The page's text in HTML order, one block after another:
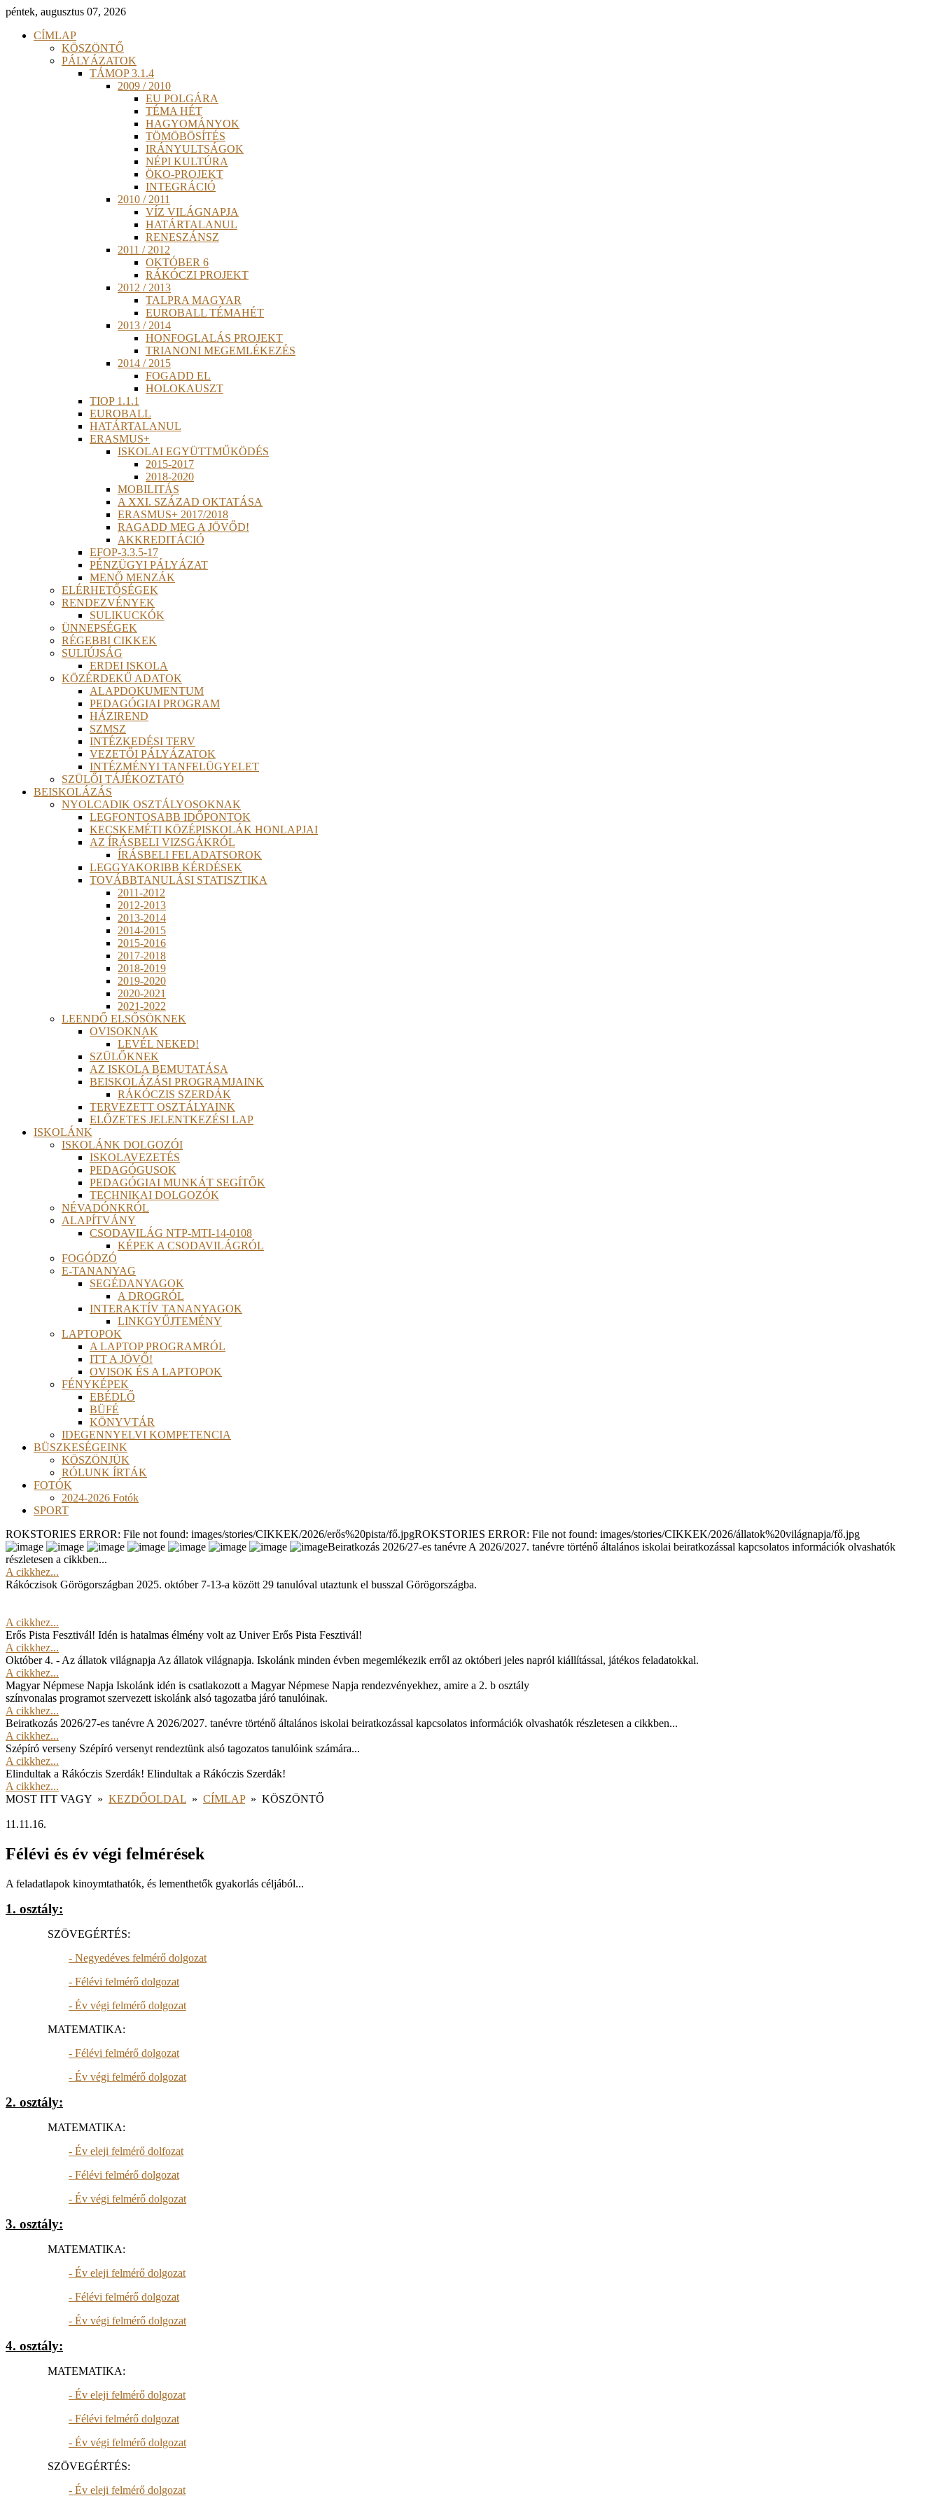
péntek, augusztus 07, 2026
CÍMLAP
KÖSZÖNTŐ
PÁLYÁZATOK
TÁMOP 3.1.4
2009 / 2010
EU POLGÁRA
TÉMA HÉT
HAGYOMÁNYOK
TÖMÖBÖSÍTÉS
IRÁNYULTSÁGOK
NÉPI KULTÚRA
ÖKO-PROJEKT
INTEGRÁCIÓ
2010 / 2011
VÍZ VILÁGNAPJA
HATÁRTALANUL
RENESZÁNSZ
2011 / 2012
OKTÓBER 6
RÁKÓCZI PROJEKT
2012 / 2013
TALPRA MAGYAR
EUROBALL TÉMAHÉT
2013 / 2014
HONFOGLALÁS PROJEKT
TRIANONI MEGEMLÉKEZÉS
2014 / 2015
FOGADD EL
HOLOKAUSZT
TIOP 1.1.1
EUROBALL
HATÁRTALANUL
ERASMUS+
ISKOLAI EGYÜTTMŰKÖDÉS
2015-2017
2018-2020
MOBILITÁS
A XXI. SZÁZAD OKTATÁSA
ERASMUS+ 2017/2018
RAGADD MEG A JÖVŐD!
AKKREDITÁCIÓ
EFOP-3.3.5-17
PÉNZÜGYI PÁLYÁZAT
MENŐ MENZÁK
ELÉRHETŐSÉGEK
RENDEZVÉNYEK
SULIKUCKÓK
ÜNNEPSÉGEK
RÉGEBBI CIKKEK
SULIÚJSÁG
ERDEI ISKOLA
KÖZÉRDEKŰ ADATOK
ALAPDOKUMENTUM
PEDAGÓGIAI PROGRAM
HÁZIREND
SZMSZ
INTÉZKEDÉSI TERV
VEZETŐI PÁLYÁZATOK
INTÉZMÉNYI TANFELÜGYELET
SZÜLŐI TÁJÉKOZTATÓ
BEISKOLÁZÁS
NYOLCADIK OSZTÁLYOSOKNAK
LEGFONTOSABB IDŐPONTOK
KECSKEMÉTI KÖZÉPISKOLÁK HONLAPJAI
AZ ÍRÁSBELI VIZSGÁKRÓL
ÍRÁSBELI FELADATSOROK
LEGGYAKORIBB KÉRDÉSEK
TOVÁBBTANULÁSI STATISZTIKA
2011-2012
2012-2013
2013-2014
2014-2015
2015-2016
2017-2018
2018-2019
2019-2020
2020-2021
2021-2022
LEENDŐ ELSŐSÖKNEK
OVISOKNAK
LEVÉL NEKED!
SZÜLŐKNEK
AZ ISKOLA BEMUTATÁSA
BEISKOLÁZÁSI PROGRAMJAINK
RÁKÓCZIS SZERDÁK
TERVEZETT OSZTÁLYAINK
ELŐZETES JELENTKEZÉSI LAP
ISKOLÁNK
ISKOLÁNK DOLGOZÓI
ISKOLAVEZETÉS
PEDAGÓGUSOK
PEDAGÓGIAI MUNKÁT SEGÍTŐK
TECHNIKAI DOLGOZÓK
NÉVADÓNKRÓL
ALAPÍTVÁNY
CSODAVILÁG NTP-MTI-14-0108
KÉPEK A CSODAVILÁGRÓL
FOGÓDZÓ
E-TANANYAG
SEGÉDANYAGOK
A DROGRÓL
INTERAKTÍV TANANYAGOK
LINKGYŰJTEMÉNY
LAPTOPOK
A LAPTOP PROGRAMRÓL
ITT A JÖVŐ!
OVISOK ÉS A LAPTOPOK
FÉNYKÉPEK
EBÉDLŐ
BÜFÉ
KÖNYVTÁR
IDEGENNYELVI KOMPETENCIA
BÜSZKESÉGEINK
KÖSZÖNJÜK
RÓLUNK ÍRTÁK
FOTÓK
2024-2026 Fotók
SPORT
ROKSTORIES ERROR: File not found: images/stories/CIKKEK/2026/erős%20pista/fő.jpgROKSTORIES ERROR: File not found: images/stories/CIKKEK/2026/állatok%20világnapja/fő.jpg
Beiratkozás 2026/27-es tanévre A 2026/2027. tanévre történő általános iskolai beiratkozással kapcsolatos információk olvashatók
részletesen a cikkben...
A cikkhez...
Rákóczisok Görögországban 2025. október 7-13-a között 29 tanulóval utaztunk el busszal Görögországba.
A cikkhez...
Erős Pista Fesztivál! Idén is hatalmas élmény volt az Univer Erős Pista Fesztivál!
A cikkhez...
Október 4. - Az állatok világnapja Az állatok világnapja. Iskolánk minden évben megemlékezik erről az októberi jeles napról kiállítással, játékos feladatokkal.
A cikkhez...
Magyar Népmese Napja Iskolánk idén is csatlakozott a Magyar Népmese Napja rendezvényekhez, amire a 2. b osztály
színvonalas programot szervezett iskolánk alsó tagozatba járó tanulóinak.
A cikkhez...
Beiratkozás 2026/27-es tanévre A 2026/2027. tanévre történő általános iskolai beiratkozással kapcsolatos információk olvashatók részletesen a cikkben...
A cikkhez...
Szépíró verseny Szépíró versenyt rendeztünk alsó tagozatos tanulóink számára...
A cikkhez...
Elindultak a Rákóczis Szerdák! Elindultak a Rákóczis Szerdák!
A cikkhez...
MOST ITT VAGY » KEZDŐOLDAL » CÍMLAP » KÖSZÖNTŐ
11.11.16.
Félévi és év végi felmérések
A feladatlapok kinoymtathatók, és lementhetők gyakorlás céljából...
1. osztály:
SZÖVEGÉRTÉS:
- Negyedéves felmérő dolgozat
- Félévi felmérő dolgozat
- Év végi felmérő dolgozat
MATEMATIKA:
- Félévi felmérő dolgozat
- Év végi felmérő dolgozat
2. osztály:
MATEMATIKA:
- Év eleji felmérő dolfozat
- Félévi felmérő dolgozat
- Év végi felmérő dolgozat
3. osztály:
MATEMATIKA:
- Év eleji felmérő dolgozat
- Félévi felmérő dolgozat
- Év végi felmérő dolgozat
4. osztály:
MATEMATIKA:
- Év eleji felmérő dolgozat
- Félévi felmérő dolgozat
- Év végi felmérő dolgozat
SZÖVEGÉRTÉS:
- Év eleji felmérő dolgozat